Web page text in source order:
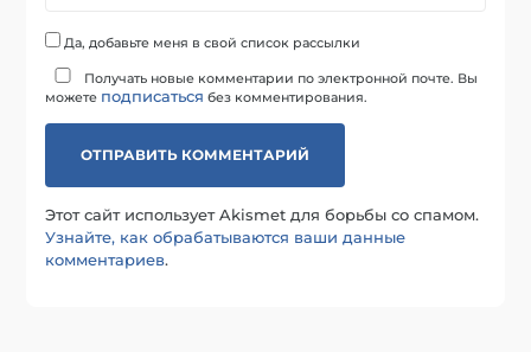
Да, добавьте меня в свой список рассылки
Получать новые комментарии по электронной почте. Вы
можете подписаться без комментирования.
Этот сайт использует Akismet для борьбы со спамом.
Узнайте, как обрабатываются ваши данные
комментариев.